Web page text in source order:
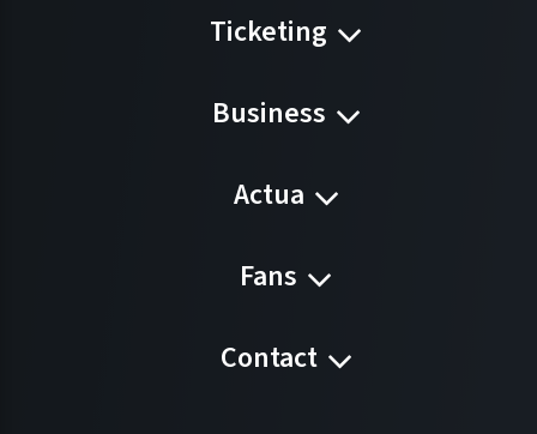
Ticketing
Business
Actua
Fans
Contact